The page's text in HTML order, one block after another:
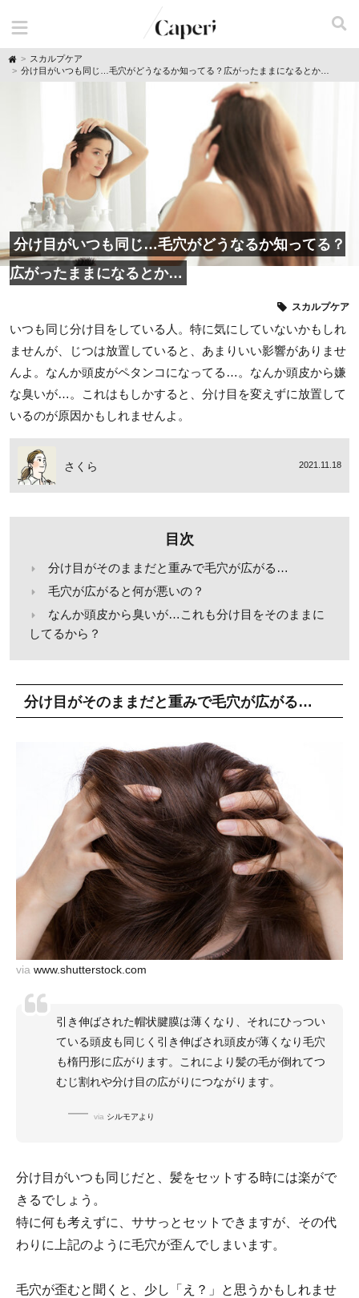
H
o
スカルプケア
分け目がいつも同じ…毛穴がどうなるか知ってる？広がったままになるとか…
分け目がいつも同じ…毛穴がどうなるか知ってる？
広がったままになるとか…
スカルプケア
いつも同じ分け目をしている人。特に気にしていないかもしれ
ませんが、じつは放置していると、あまりいい影響がありませ
んよ。なんか頭皮がペタンコになってる…。なんか頭皮から嫌
な臭いが…。これはもしかすると、分け目を変えずに放置して
いるのが原因かもしれませんよ。
さくら 2021.11.18
目次
分け目がそのままだと重みで毛穴が広がる…
毛穴が広がると何が悪いの？
なんか頭皮から臭いが…これも分け目をそのままに
してるから？
分け目がそのままだと重みで毛穴が広がる…
via www.shutterstock.com
引き伸ばされた帽状腱膜は薄くなり、それにひっつい
ている頭皮も同じく引き伸ばされ頭皮が薄くなり毛穴
も楕円形に広がります。これにより髪の毛が倒れてつ
むじ割れや分け目の広がりにつながります。
via シルモアより
分け目がいつも同じだと、髪をセットする時には楽がで
きるでしょう。
特に何も考えずに、ササっとセットできますが、その代
わりに上記のように毛穴が歪んでしまいます。
毛穴が歪むと聞くと、少し「え？」と思うかもしれませ